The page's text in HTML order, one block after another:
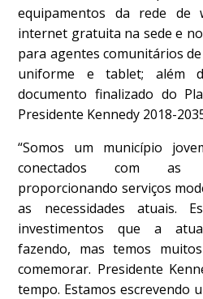
equipamentos da rede de
internet gratuita na sede e
para agentes comunitários
uniforme e tablet; além
documento finalizado do
Presidente Kennedy 2018-
“Somos um município
conectados com as
proporcionando serviços
as necessidades atuais.
investimentos que a
fazendo, mas temos
comemorar. Presidente
tempo. Estamos escrevendo